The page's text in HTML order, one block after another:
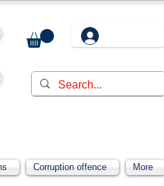
Corruption offence More